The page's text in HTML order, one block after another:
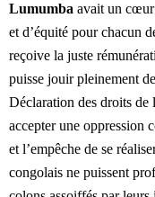
Lumumba avait un
et d’équité pour chacun
reçoive la juste
puisse jouir pleinement
Déclaration des droits de
accepter une oppression
et l’empêche de se
congolais ne puissent